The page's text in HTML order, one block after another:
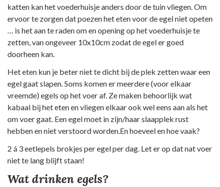
katten kan het voederhuisje anders door de tuin vliegen. Om
ervoor te zorgen dat poezen het eten voor de egel niet opeten
… is het aan te raden om en opening op het voederhuisje te
zetten, van ongeveer 10x10cm zodat de egel er goed
doorheen kan.
Het eten kun je beter niet te dicht bij de plek zetten waar een
egel gaat slapen. Soms komen er meerdere (voor elkaar
vreemde) egels op het voer af. Ze maken behoorlijk wat
kabaal bij het eten en vliegen elkaar ook wel eens aan als het
om voer gaat. Een egel moet in zijn/haar slaapplek rust
hebben en niet verstoord worden.En hoeveel en hoe vaak?
2 á 3 eetlepels brokjes per egel per dag. Let er op dat nat voer
niet te lang blijft staan!
Wat drinken egels?